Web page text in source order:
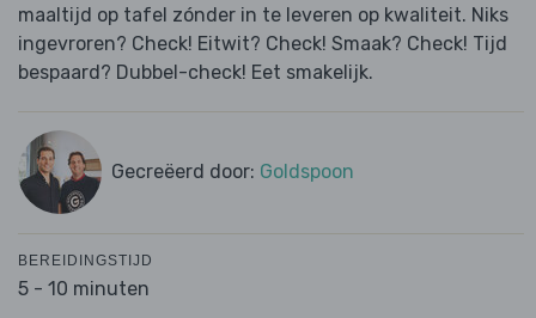
maaltijd op tafel zónder in te leveren op kwaliteit. Niks
ingevroren? Check! Eitwit? Check! Smaak? Check! Tijd
bespaard? Dubbel-check! Eet smakelijk.
Gecreëerd door: Goldspoon
BEREIDINGSTIJD
5 - 10 minuten